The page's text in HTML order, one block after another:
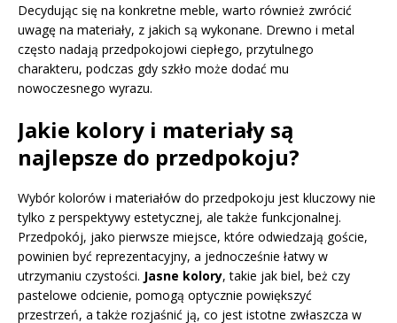
Decydując się na konkretne meble, warto również zwrócić
uwagę na materiały, z jakich są wykonane. Drewno i metal
często nadają przedpokojowi ciepłego, przytulnego
charakteru, podczas gdy szkło może dodać mu
nowoczesnego wyrazu.
Jakie kolory i materiały są
najlepsze do przedpokoju?
Wybór kolorów i materiałów do przedpokoju jest kluczowy nie
tylko z perspektywy estetycznej, ale także funkcjonalnej.
Przedpokój, jako pierwsze miejsce, które odwiedzają goście,
powinien być reprezentacyjny, a jednocześnie łatwy w
utrzymaniu czystości. Jasne kolory, takie jak biel, beż czy
pastelowe odcienie, pomogą optycznie powiększyć
przestrzeń, a także rozjaśnić ją, co jest istotne zwłaszcza w